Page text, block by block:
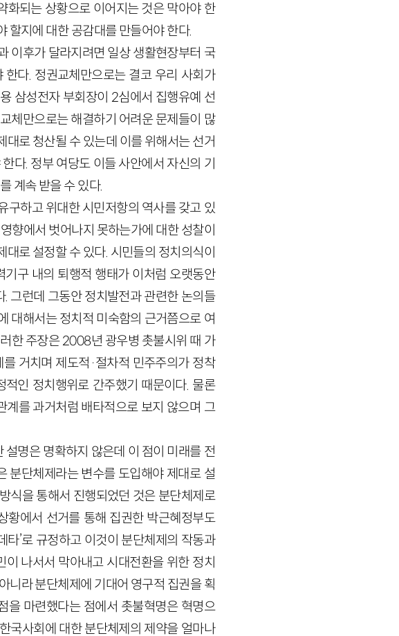
화되는 상황으로 이어지는 것은 막아야 한
할지에 대한 공감대를 만들어야 한다.
이후가 달라지려면 일상 생활현장부터 국
다. 정권교체만으로는 결코 우리 사회가
삼성전자 부회장이 2심에서 집행유예 선
체만으로는 해결하기 어려운 문제들이 많
로 청산될 수 있는데 이를 위해서는 선거
다. 정부 여당도 이들 사안에서 자신의 기
계속 받을 수 있다.
구하고 위대한 시민저항의 역사를 갖고 있
향에서 벗어나지 못하는가에 대한 성찰이
로 설정할 수 있다. 시민들의 정치의식이
구 내의 퇴행적 행태가 이처럼 오랫동안
그런데 그동안 정치발전과 관련한 논의들
대해서는 정치적 미숙함의 근거쯤으로 여
한 주장은2008년 광우병 촛불시위 때 가
거치며 제도적 ·절차적 민주주의가 정착
인 정치행위로 간주했기 때문이다. 물론
를 과거처럼 배타적으로 보지 않으며 그
명은 명확하지 않은데 이 점이 미래를 전
분단체제라는 변수를 도입해야 제대로 설
식을 통해서 진행되었던 것은 분단체제로
황에서 선거를 통해 집권한 박근혜정부도
타’로 규정하고 이것이 분단체제의 작동과
나서서 막아내고 시대전환을 위한 정치
니라 분단체제에 기대어 영구적 집권을 획
을 마련했다는 점에서 촛불혁명은 혁명으
국사회에 대한 분단체제의 제약을 얼마나